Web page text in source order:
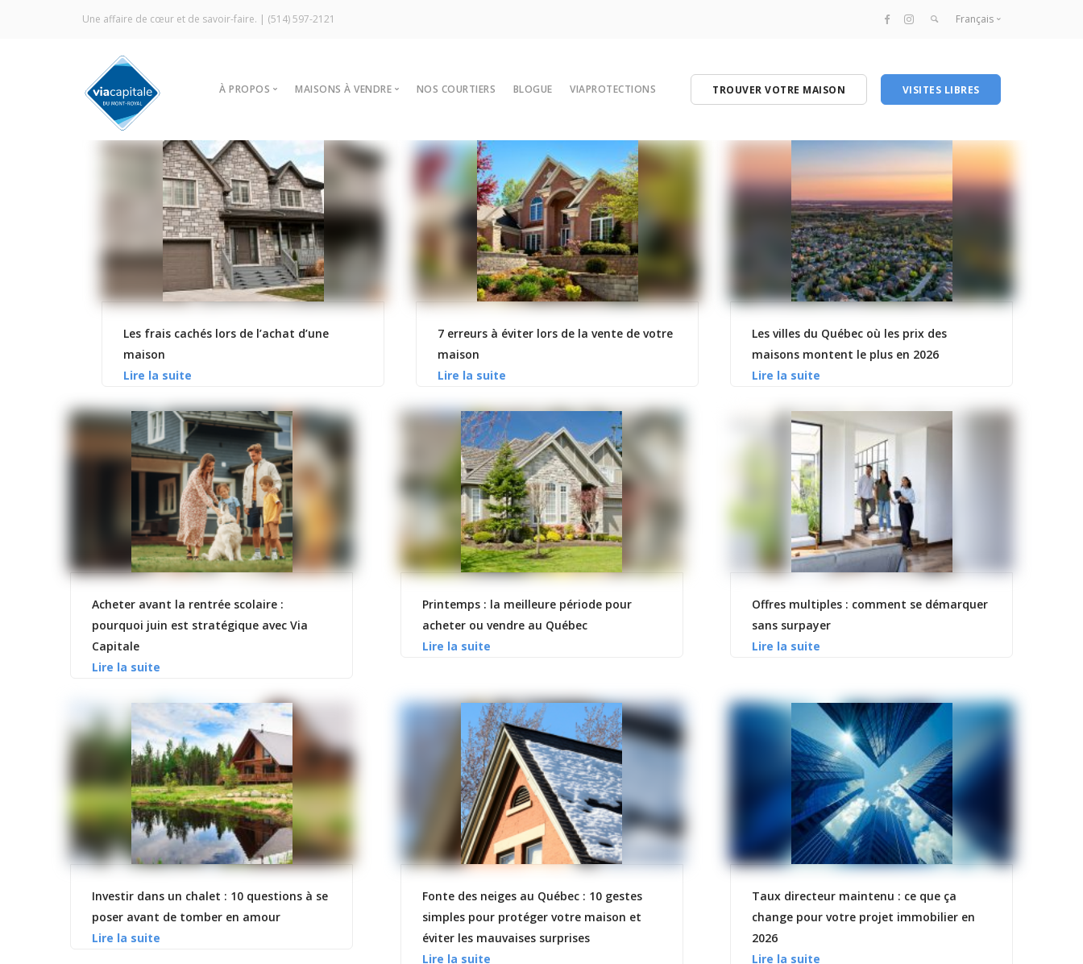
Une affaire de cœur et de savoir-faire. | (514) 597-2121 Français
English
À PROPOS
Notre agence
Vitrine Écologique
Certification ÉcoCourtier
Signature Via Capitale
Commercial
Prestige MLS
Témoignages
MAISONS À VENDRE
Trouver votre maison
Nos stratégies de vente
Visites libres
À louer
NOS COURTIERS BLOGUE VIAPROTECTIONS TROUVER VOTRE MAISON VISITES LIBRES
Les frais cachés lors de l’achat d’une
maison
7 erreurs à éviter lors de la vente de votre
maison
Les villes du Québec où les prix des
maisons montent le plus en 2026
Acheter avant la rentrée scolaire :
pourquoi juin est stratégique avec Via
Capitale
Printemps : la meilleure période pour
acheter ou vendre au Québec
Offres multiples : comment se démarquer
sans surpayer
Investir dans un chalet : 10 questions à se
poser avant de tomber en amour
Fonte des neiges au Québec : 10 gestes
simples pour protéger votre maison et
éviter les mauvaises surprises
Taux directeur maintenu : ce que ça
change pour votre projet immobilier en
2026